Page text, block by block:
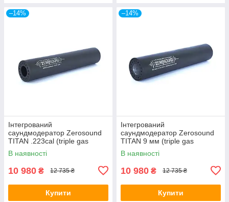
–14%
Інтегрований
саундмодератор Zerosound
TITAN .223cal (triple gas
unloading system)
В наявності
10 980 ₴ 12 735 ₴
Купити
–14%
Інтегрований
саундмодератор Zerosound
TITAN 9 мм (triple gas
unloading system)
В наявності
10 980 ₴ 12 735 ₴
Купити